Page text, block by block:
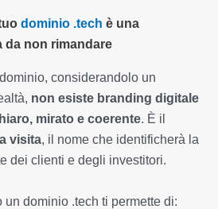
dominio .tech è una
da non rimandare
considerandolo un
non esiste branding digitale
mirato e coerente. È il
visita, il nome che identificherà la
dei clienti e degli investitori.
dominio .tech ti permette di: